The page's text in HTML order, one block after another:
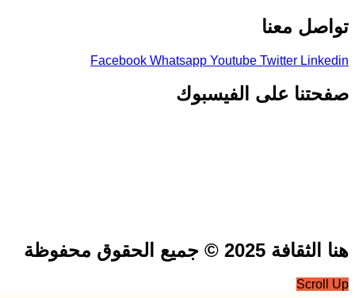
معنا
Facebook Whatsapp Youtube Twitter
على الفيسبوك
2025 © جميع الحقوق محفوظة